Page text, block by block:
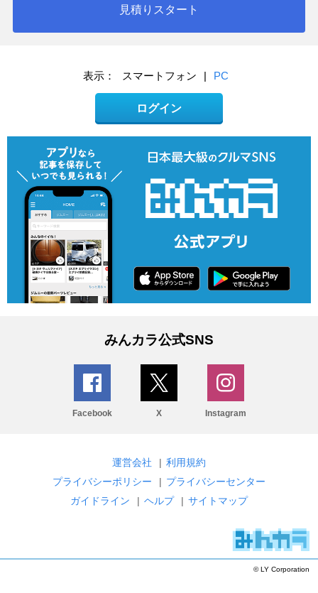
見積りスタート
表示： スマートフォン | PC
ログイン
みんカラ公式SNS
Facebook X Instagram
運営会社 | 利用規約
プライバシーポリシー
| プライバシーセンター
ガイドライン
| ヘルプ | サイトマップ
© LY Corporation